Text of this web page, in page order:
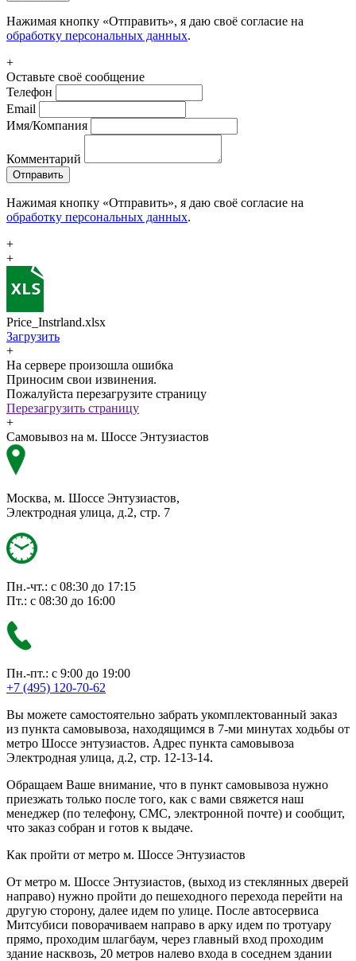
Нажимая кнопку «Отправить», я даю своё согласие на
обработку персональных данных.
+
Оставьте своё сообщение
Телефон
Email
Имя/Компания
Комментарий
Отправить
Нажимая кнопку «Отправить», я даю своё согласие на
обработку персональных данных.
+
+
Price_Instrland.xlsx
Загрузить
+
На сервере произошла ошибка
Приносим свои извинения.
Пожалуйста перезагрузите страницу
Перезагрузить страницу
+
Самовывоз на м. Шоссе Энтузиастов
Москва, м. Шоссе Энтузиастов,
Электродная улица, д.2, стр. 7
Пн.-чт.: с 08:30 до 17:15
Пт.: с 08:30 до 16:00
Пн.-пт.: с 9:00 до 19:00
+7 (495) 120-70-62
Вы можете самостоятельно забрать укомплектованный заказ
из пункта самовывоза, находящимся в 7-ми минутах ходьбы от
метро Шоссе энтузиастов. Адрес пункта самовывоза
Электродная улица, д.2, стр. 12-13-14.
Обращаем Ваше внимание, что в пункт самовывоза нужно
приезжать только после того, как с вами свяжется наш
менеджер (по телефону, СМС, электронной почте) и сообщит,
что заказ собран и готов к выдаче.
Как пройти от метро м. Шоссе Энтузиастов
От метро м. Шоссе Энтузиастов, (выход из стеклянных дверей
направо) нужно пройти до пешеходного перехода перейти на
другую сторону, далее идем по улице. После автосервиса
Митсубиси поворачиваем направо в арку идем по тротуару
прямо, проходим шлагбаум, через главный вход проходим
здание насквозь, 20 метров налево входа в соседнем здании